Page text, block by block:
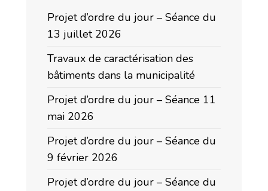
Projet d’ordre du jour – Séance du
13 juillet 2026
Travaux de caractérisation des
bâtiments dans la municipalité
Projet d’ordre du jour – Séance 11
mai 2026
Projet d’ordre du jour – Séance du
9 février 2026
Projet d’ordre du jour – Séance du